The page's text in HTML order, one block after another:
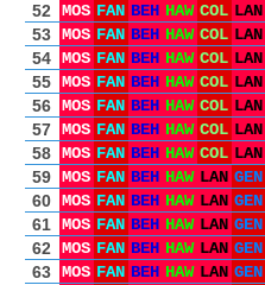
52
MOS FAN BEH HAW COL LAN
53 MOS FAN BEH HAW COL LAN
54 MOS FAN BEH HAW COL LAN
55 MOS FAN BEH HAW COL LAN
56 MOS FAN BEH HAW COL LAN
57 MOS FAN BEH HAW COL LAN
58 MOS FAN BEH HAW COL LAN
59 MOS FAN BEH HAW LAN GEN
60 MOS FAN BEH HAW LAN GEN
61 MOS FAN BEH HAW LAN GEN
62
MOS FAN BEH HAW LAN GEN
63 MOS FAN BEH HAW LAN GEN